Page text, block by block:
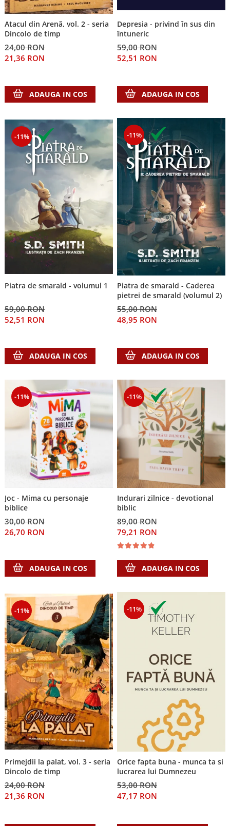
Atacul din Arenă, vol. 2 - seria
Dincolo de timp
24,00 RON
21,36 RON
ADAUGA IN COS
Depresia - privind în sus din
întuneric
59,00 RON
52,51 RON
ADAUGA IN COS
-11%
Piatra de smarald - volumul 1
59,00 RON
52,51 RON
ADAUGA IN COS
-11%
Piatra de smarald - Caderea
pietrei de smarald (volumul 2)
55,00 RON
48,95 RON
ADAUGA IN COS
-11%
Joc - Mima cu personaje
biblice
30,00 RON
26,70 RON
ADAUGA IN COS
-11%
Indurari zilnice - devotional
biblic
89,00 RON
79,21 RON
ADAUGA IN COS
-11%
Primejdii la palat, vol. 3 - seria
Dincolo de timp
24,00 RON
21,36 RON
-11%
Orice fapta buna - munca ta si
lucrarea lui Dumnezeu
53,00 RON
47,17 RON